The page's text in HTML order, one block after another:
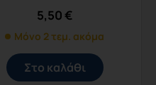
5,50€
Μόνο 2 τεμ. ακόμα
Στο καλάθι